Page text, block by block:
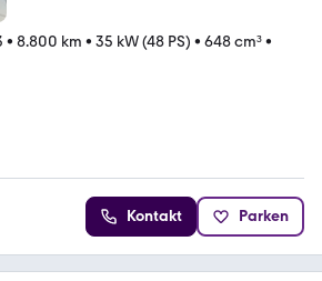
• 8.800 km • 35 kW (48 PS) • 648 cm³•
Kontakt Parken